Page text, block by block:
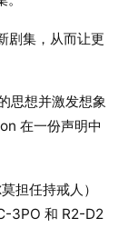
剧集，从而让更
思想并激发想象
在一份声明中
担任持戒人）
3PO 和 R2-D2